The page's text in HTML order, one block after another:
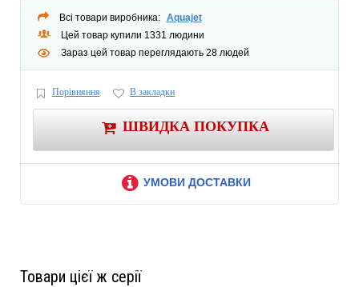
компрессор с подогревом воздуха
подводное освещение (на выбор: цвет синий, зеленый, красный, желтый)
1 регулятор подачи воздуха в гидрофорсунки
1 водозаборник
Насос 0,7 kW
компрессор 0,64 kW
Суммарная мощность системы 1,34 kW
Цвет форсунок: хром
СТОИМОСТЬ АКРИЛОВОЙ ВАННЫ И СТОИМОСТЬ ГИДРОМАССАЖНОЙ
Всі товари виробника: Aquajet
Цей товар купили 1331 людини
Зараз цей товар переглядають 28 людей
Порівняння В закладки
ШВИДКА ПОКУПКА
УМОВИ ДОСТАВКИ
Товари цієї ж серії